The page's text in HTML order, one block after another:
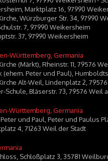
Marktplatz 16, 97990
Würzburger Str. 34, 97990
7, 97990 Weikersheim
37, 97990 Weikersheim
Württemberg, Germania
(Märkt), Rheinstr. 11, 79576
Peter und Paul),
Alt-Weil, Lindenplatz 2,
Schule, Bläserstr. 73, 79576 Weil
Württemberg, Germania
und Paul, Peter und Paulus
4, 71263 Weil der Stadt
Schloßplatz 3, 35781